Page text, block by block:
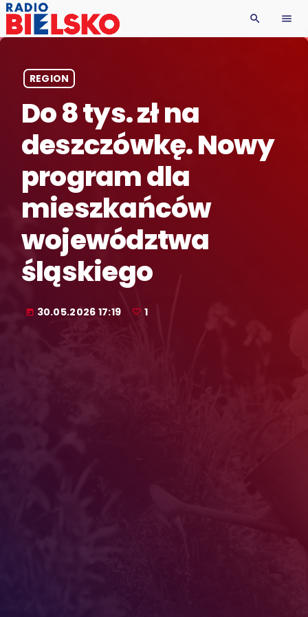
search menu
REGION
Do 8 tys. zł na
deszczówkę. Nowy
program dla
mieszkańców
województwa
śląskiego
today 30.05.2026 17:19 1